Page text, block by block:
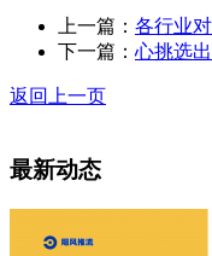
上一篇： 各行业
下一篇： 心挑选
返回上一页
最新动态